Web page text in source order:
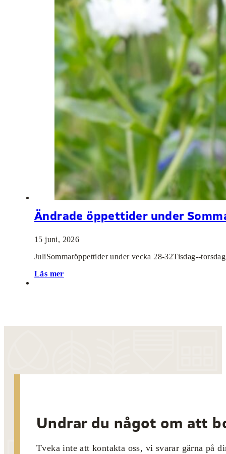
Ändrade öppettider under
15 juni, 2026
JuliSommaröppettider under vecka 28-32Tisdag--
Läs mer
Undrar du något om att
Tveka inte att kontakta oss, vi svarar gärna på